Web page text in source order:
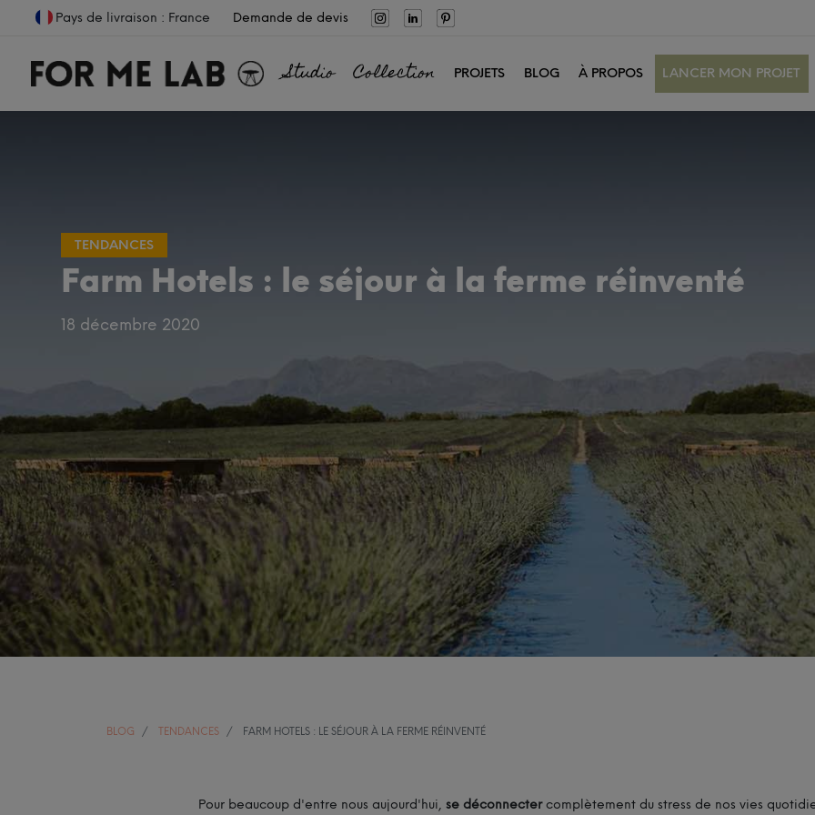
Pays de livraison : France Demande de devis
Studio Collection PROJETS BLOG À PROPOS LANCER MON PROJET
TENDANCES
Farm Hotels : le séjour à la ferme réinventé
18 décembre 2020
BLOG TENDANCES FARM HOTELS : LE SÉJOUR À LA FERME RÉINVENTÉ
Pour beaucoup d'entre nous aujourd'hui, se déconnectercomplètement du stress de nos vies